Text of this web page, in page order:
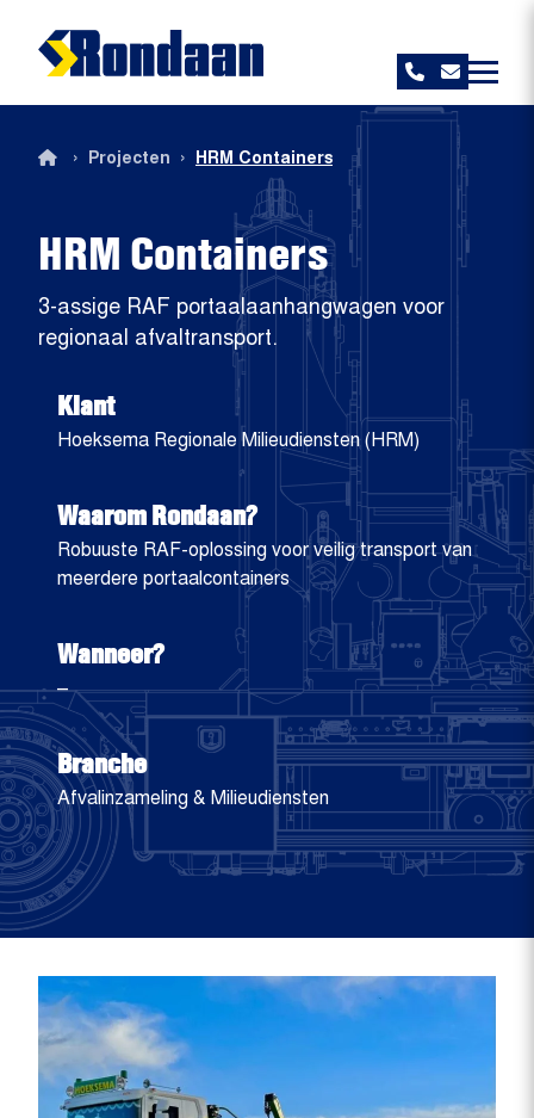
HRM Containers
3-assige RAF portaalaanhangwagen voor
regionaal afvaltransport.
› Projecten › HRM Containers
Klant
Hoeksema Regionale Milieudiensten (HRM)
Waarom Rondaan?
Robuuste RAF-oplossing voor veilig transport van
meerdere portaalcontainers
Wanneer?
–
Branche
Afvalinzameling & Milieudiensten